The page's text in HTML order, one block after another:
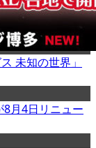
未知の世界」
月4日リニュー